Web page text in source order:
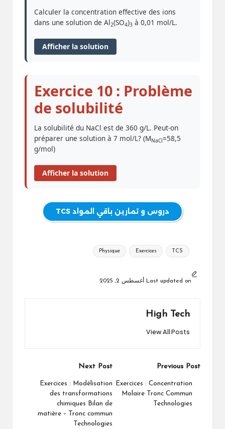
Calculer la concentration effective des ions
dans une solution de Al2(SO4)3 à 0,01 mol/L.
Afficher la solution
Exercice 10 : Problème
de solubilité
La solubilité du NaCl est de 360 g/L. Peut-on
préparer une solution à 7 mol/L? (MNaCl=58,5
g/mol)
Afficher la solution
دروس و تمارين باقي المواد TCS
Tags:
Physique Exercices TCS
Last updated on أغسطس 2, 2025
High Tech
View All Posts
Post
navigation
Previous Post
Exercices : Concentration
Molaire Tronc Commun
Technologies
Next Post
Exercices : Modélisation
des transformations
chimiques Bilan de
matière – Tronc commun
Technologies